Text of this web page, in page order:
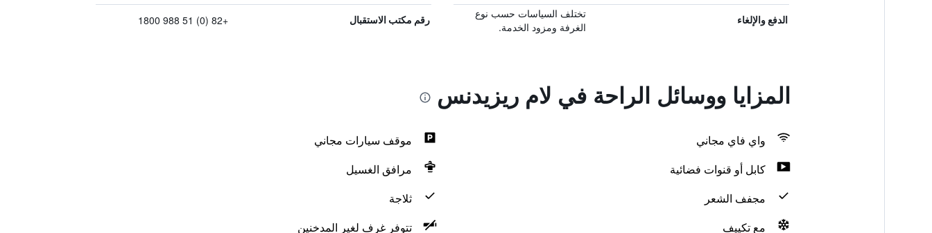
الدفع والإلغاء
تختلف السياسات حسب نوع
الغرفة ومزود الخدمة.
رقم مكتب الاستقبال +82 (0) 51 988 1800
المزايا ووسائل الراحة في لام ريزيدنس
واي فاي مجاني
موقف سيارات مجاني
كابل أو قنوات فضائية
مرافق الغسيل
مجفف الشعر
ثلاجة
مع تكييف
تتوفر غرف لغير المدخنين